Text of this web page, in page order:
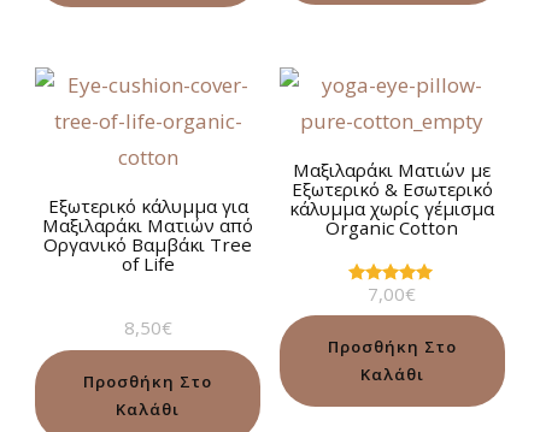
Εξωτερικό κάλυμμα για
Μαξιλαράκι Ματιών από
Οργανικό Βαμβάκι Tree
of Life
8,50€
Προσθήκη Στο
Καλάθι
Μαξιλαράκι Ματιών με
Εξωτερικό & Εσωτερικό
κάλυμμα χωρίς γέμισμα
Organic Cotton
Βαθμολογήθηκε
από 5
7,00€
Προσθήκη Στο
Καλάθι